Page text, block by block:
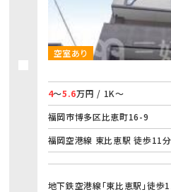
空室あり
4～5.6万円 / 1K～
福岡市博多区比恵町16-9
福岡空港線 東比恵駅 徒歩11分
地下鉄空港線「東比恵駅」徒歩